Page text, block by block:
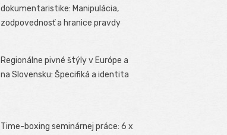
dokumentaristike: Manipulácia,
zodpovednosť a hranice pravdy
Regionálne pivné štýly v Európe a
na Slovensku: Špecifiká a identita
Time-boxing seminárnej práce: 6 x